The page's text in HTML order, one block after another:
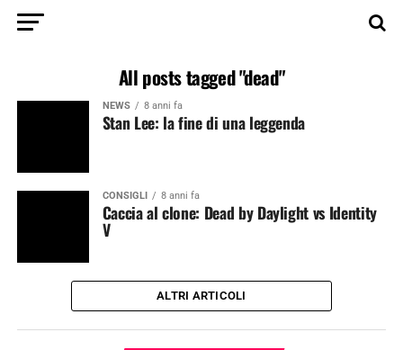
All posts tagged "dead"
NEWS 8 anni fa
Stan Lee: la fine di una leggenda
CONSIGLI 8 anni fa
Caccia al clone: Dead by Daylight vs Identity
V
ALTRI ARTICOLI